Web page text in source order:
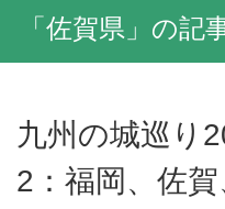
「佐賀県」の記
九州の城巡り
2：福岡、佐賀